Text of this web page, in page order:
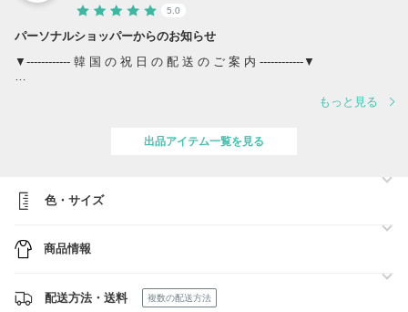
5.0
パーソナルショッパーからのお知らせ
▼------------ 韓 国 の 祝 日 の 配 送 の ご 案 内 ------------▼
祝日前日の12時まで当店に入荷された場合は祝日前に出荷可能です。
以後のご注文および入荷商品につきましては、連休明けより順次発送さ
せていただきます。
もっと見る
出品アイテム一覧を見る
色・サイズ
商品情報
配送方法・送料 複数の配送方法